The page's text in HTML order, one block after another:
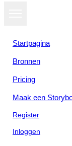
Startpagina
Bronnen
Pricing
Maak een
Register
Inloggen